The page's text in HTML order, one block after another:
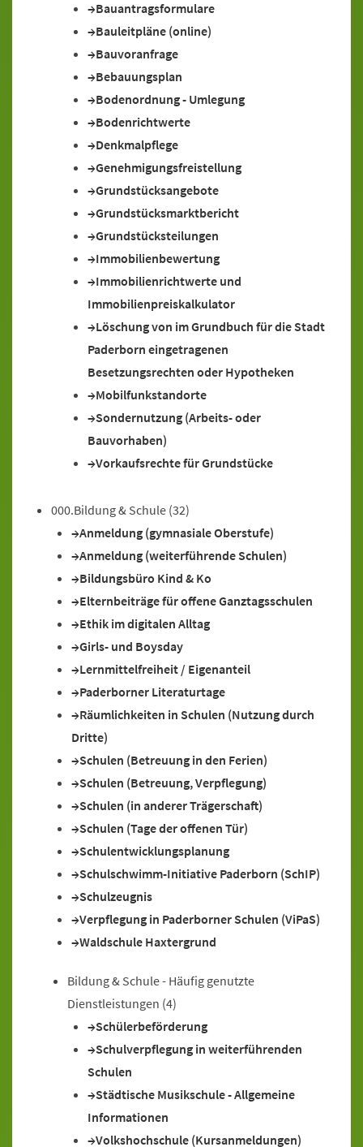
Bauantragsformulare
Bauleitpläne (online)
Bauvoranfrage
Bebauungsplan
Bodenordnung - Umlegung
Bodenrichtwerte
Denkmalpflege
Genehmigungsfreistellung
Grundstücksangebote
Grundstücksmarktbericht
Grundstücksteilungen
Immobilienbewertung
Immobilienrichtwerte und
Immobilienpreiskalkulator
Löschung von im Grundbuch für die Stadt
Paderborn eingetragenen
Besetzungsrechten oder Hypotheken
Mobilfunkstandorte
Sondernutzung (Arbeits- oder
Bauvorhaben)
Vorkaufsrechte für Grundstücke
000.Bildung & Schule (32)
Anmeldung (gymnasiale Oberstufe)
Anmeldung (weiterführende Schulen)
Bildungsbüro Kind & Ko
Elternbeiträge für offene Ganztagsschulen
Ethik im digitalen Alltag
Girls- und Boysday
Lernmittelfreiheit / Eigenanteil
Paderborner Literaturtage
Räumlichkeiten in Schulen (Nutzung durch
Dritte)
Schulen (Betreuung in den Ferien)
Schulen (Betreuung, Verpflegung)
Schulen (in anderer Trägerschaft)
Schulen (Tage der offenen Tür)
Schulentwicklungsplanung
Schulschwimm-Initiative Paderborn (SchIP)
Schulzeugnis
Verpflegung in Paderborner Schulen (ViPaS)
Waldschule Haxtergrund
Bildung & Schule - Häufig genutzte
Dienstleistungen (4)
Schülerbeförderung
Schulverpflegung in weiterführenden
Schulen
Städtische Musikschule - Allgemeine
Informationen
Volkshochschule (Kursanmeldungen)